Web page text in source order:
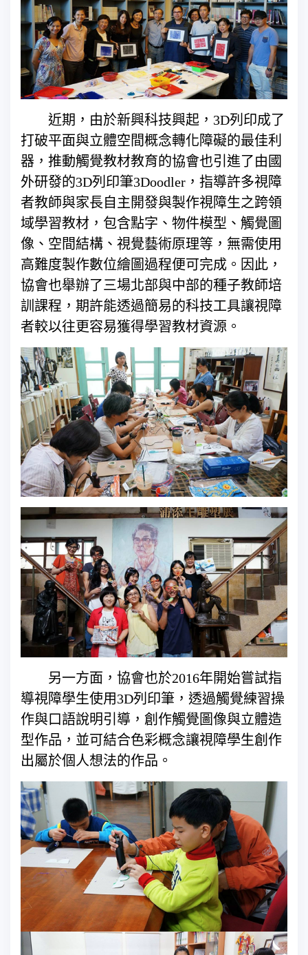
近期，由於新興科技興起，3D列印成了
打破平面與立體空間概念轉化障礙的最佳利
器，推動觸覺教材教育的協會也引進了由國
外研發的3D列印筆3Doodler，指導許多視障
者教師與家長自主開發與製作視障生之跨領
域學習教材，包含點字、物件模型、觸覺圖
像、空間結構、視覺藝術原理等，無需使用
高難度製作數位繪圖過程便可完成。因此，
協會也舉辦了三場北部與中部的種子教師培
訓課程，期許能透過簡易的科技工具讓視障
者較以往更容易獲得學習教材資源。
另一方面，協會也於2016年開始嘗試指
導視障學生使用3D列印筆，透過觸覺練習操
作與口語說明引導，創作觸覺圖像與立體造
型作品，並可結合色彩概念讓視障學生創作
出屬於個人想法的作品。